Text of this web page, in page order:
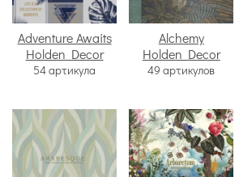
Adventure Awaits
Holden Decor
54 артикула
Alchemy
Holden Decor
49 артикулов